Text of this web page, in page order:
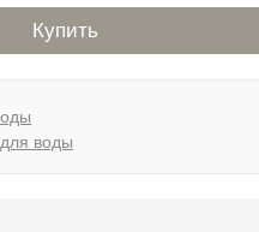
Купить
для воды